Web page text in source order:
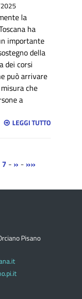
la
ha
importante
della
dei corsi
può arrivare
che
a
LEGGI TUTTO
7 - » - »»
Pisano